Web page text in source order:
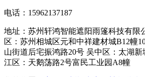
电话：15962137187
地址：苏州轩鸿智能遮阳雨篷科技有限
区：苏州相城区元和中祥建材城B12幢
山街道后宅振鸿路20号 吴中区：太湖新
江区：天鹅荡路2号富民工业园A8幢